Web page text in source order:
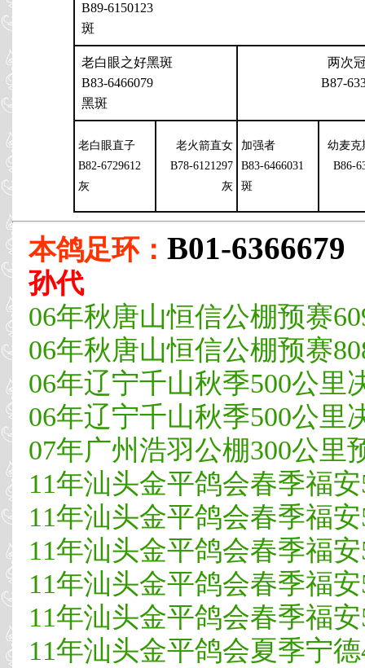
B89-6150123
斑
老白眼之好黑斑
B83-6466079
黑斑
两次
B87-
老白眼直子
B82-6729612
灰
老火箭直女
B78-6121297
灰
加强者
B83-6466031
斑
幼麦克
B86-
本鸽足环： B01-6366679
孙代
06年秋唐山恒信公棚预赛
06年秋唐山恒信公棚预赛
06年辽宁千山秋季500公里
06年辽宁千山秋季500公里
07年广州浩羽公棚300公里
11年汕头金平鸽会春季福
11年汕头金平鸽会春季福
11年汕头金平鸽会春季福
11年汕头金平鸽会春季福
11年汕头金平鸽会春季福
11年汕头金平鸽会夏季宁